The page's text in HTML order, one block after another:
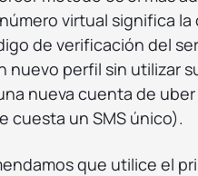
virtual significa
de verificación del
nuevo perfil sin utilizar
nueva cuenta de
cuesta un SMS único).
que utilice el